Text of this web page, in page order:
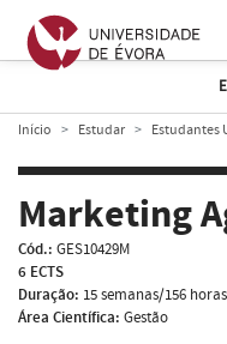
Início Estudar Estudantes
Marketing
Cód.: GES10429M
6 ECTS
Duração: 15 semanas/156 horas
Área Científica: Gestão